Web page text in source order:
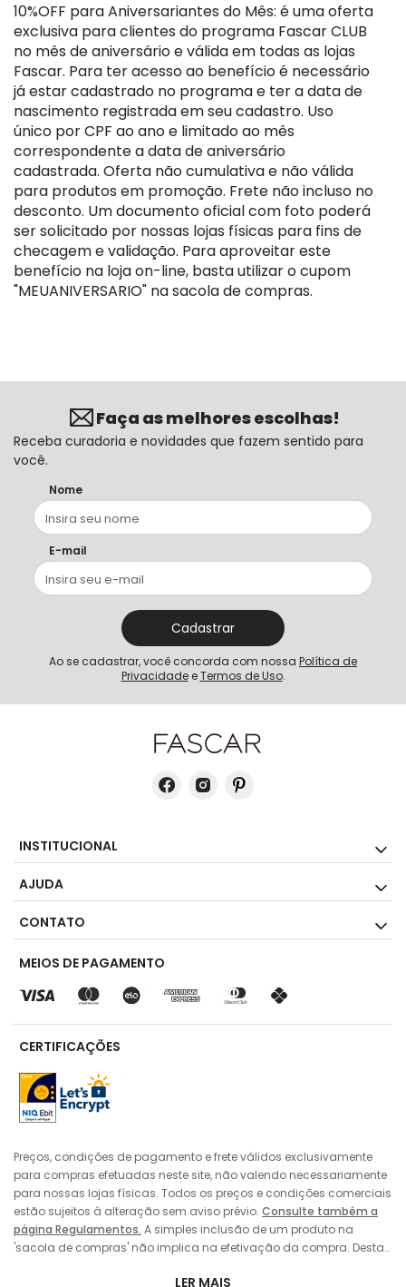
10%OFF para Aniversariantes do Mês: é uma oferta
exclusiva para clientes do programa Fascar CLUB
no mês de aniversário e válida em todas as lojas
Fascar. Para ter acesso ao benefício é necessário
já estar cadastrado no programa e ter a data de
nascimento registrada em seu cadastro. Uso
único por CPF ao ano e limitado ao mês
correspondente a data de aniversário
cadastrada. Oferta não cumulativa e não válida
para produtos em promoção. Frete não incluso no
desconto. Um documento oficial com foto poderá
ser solicitado por nossas lojas físicas para fins de
checagem e validação. Para aproveitar este
benefício na loja on-line, basta utilizar o cupom
"MEUANIVERSARIO" na sacola de compras.
Faça as melhores escolhas!
Receba curadoria e novidades que fazem sentido para
você.
Nome
E-mail
Cadastrar
Ao se cadastrar, você concorda com nossa Política de
Privacidadee Termos de Uso.
INSTITUCIONAL
AJUDA
CONTATO
MEIOS DE PAGAMENTO
CERTIFICAÇÕES
Preços, condições de pagamento e frete válidos exclusivamente
para compras efetuadas neste site, não valendo necessariamente
para nossas lojas físicas. Todos os preços e condições comerciais
estão sujeitos à alteração sem aviso prévio. Consulte também a
página Regulamentos. A simples inclusão de um produto na
'sacola de compras' não implica na efetivação da compra. Desta
da 'finalização' da compra pelo consumidor, no caso de alteração
LER MAIS